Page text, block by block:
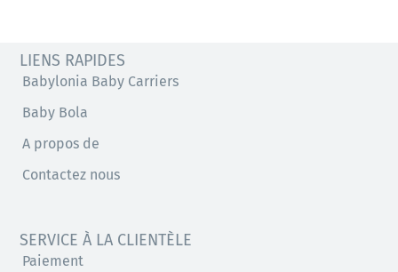
LIENS RAPIDES
Babylonia Baby Carriers
Baby Bola
A propos de
Contactez nous
SERVICE À LA CLIENTÈLE
Paiement